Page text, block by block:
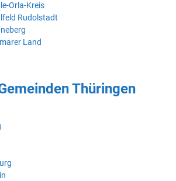
Orla-Kreis
Rudolstadt
Land
Thüringen